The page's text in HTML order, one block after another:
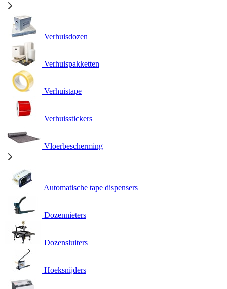
Verhuisdozen
Verhuispakketten
Verhuistape
Verhuisstickers
Vloerbescherming
Automatische tape dispensers
Dozennieters
Dozensluiters
Hoeksnijders